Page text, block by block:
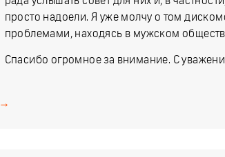
просто надоели. Я уже молчу о том
проблемами, находясь в мужском
Спасибо огромное за внимание. С
→